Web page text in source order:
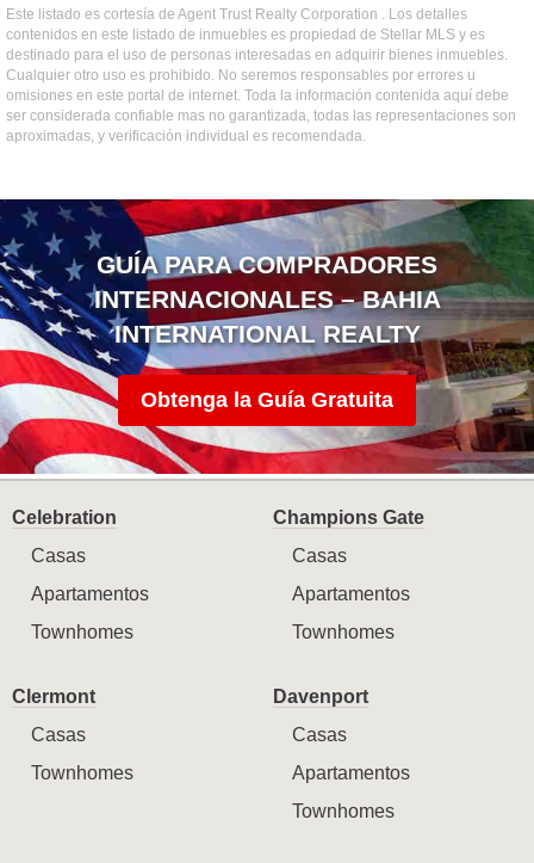
Este listado es cortesía de Agent Trust Realty Corporation . Los detalles
contenidos en este listado de inmuebles es propiedad de Stellar MLS y es
destinado para el uso de personas interesadas en adquirir bienes inmuebles.
Cualquier otro uso es prohibido. No seremos responsables por errores u
omisiones en este portal de internet. Toda la información contenida aquí debe
ser considerada confiable mas no garantizada, todas las representaciones son
aproximadas, y verificación individual es recomendada.
GUÍA PARA COMPRADORES
INTERNACIONALES – BAHIA
INTERNATIONAL REALTY
Obtenga la Guía Gratuita
Celebration
Casas
Apartamentos
Townhomes
Champions Gate
Casas
Apartamentos
Townhomes
Clermont
Casas
Townhomes
Davenport
Casas
Apartamentos
Townhomes